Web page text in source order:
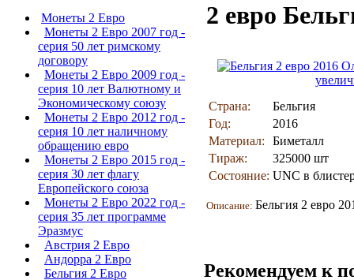
Монеты 2 Евро
Монеты 2 Евро 2007 год -
серия 50 лет римскому
договору
Монеты 2 Евро 2009 год -
серия 10 лет Валютному и
Экономическому союзу
Монеты 2 Евро 2012 год -
серия 10 лет наличному
обращению евро
Монеты 2 Евро 2015 год -
серия 30 лет флагу
Европейского союза
Монеты 2 Евро 2022 год -
серия 35 лет программе
Эразмус
Австрия 2 Евро
Андорра 2 Евро
Бельгия 2 Евро
2 евро
Страна:
Бельгия
Год:
2016
Материал:
Биметалл
Тираж:
325000 шт
Состояние: UNC в
Описание: Бельгия 2 евро
Рекомендуем к